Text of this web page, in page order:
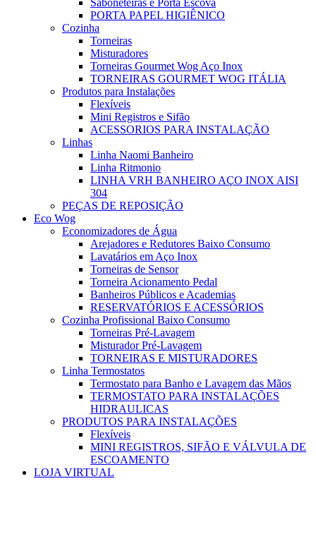
Saboneteiras e Porta Escova
PORTA PAPEL HIGIÊNICO
Cozinha
Torneiras
Misturadores
Torneiras Gourmet Wog Aço Inox
TORNEIRAS GOURMET WOG ITÁLIA
Produtos para Instalações
Flexíveis
Mini Registros e Sifão
ACESSORIOS PARA INSTALAÇÃO
Linhas
Linha Naomi Banheiro
Linha Ritmonio
LINHA VRH BANHEIRO AÇO INOX AISI
304
PEÇAS DE REPOSIÇÃO
Eco Wog
Economizadores de Água
Arejadores e Redutores Baixo Consumo
Lavatários em Aço Inox
Torneiras de Sensor
Torneira Acionamento Pedal
Banheiros Públicos e Academias
RESERVATÓRIOS E ACESSÓRIOS
Cozinha Profissional Baixo Consumo
Torneiras Pré-Lavagem
Misturador Pré-Lavagem
TORNEIRAS E MISTURADORES
Linha Termostatos
Termostato para Banho e Lavagem das Mãos
TERMOSTATO PARA INSTALAÇÕES
HIDRAULICAS
PRODUTOS PARA INSTALAÇÕES
Flexíveis
MINI REGISTROS, SIFÃO E VÁLVULA DE
ESCOAMENTO
LOJA VIRTUAL